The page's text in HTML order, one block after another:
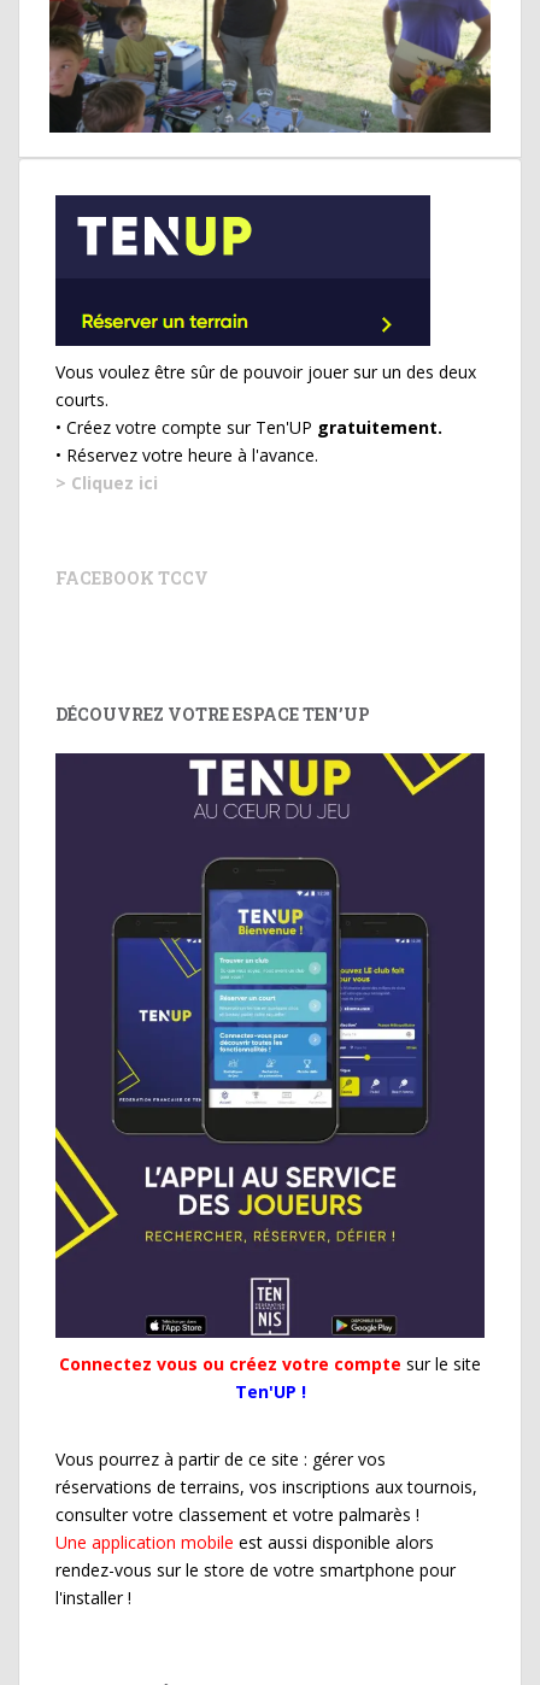
Vous voulez être sûr de pouvoir jouer sur un des deux
courts.
• Créez votre compte sur Ten'UP gratuitement.
• Réservez votre heure à l'avance.
> Cliquez ici
FACEBOOK TCCV
DÉCOUVREZ VOTRE ESPACE TEN’UP
Connectez vous ou créez votre compte sur le site
Ten'UP !
Vous pourrez à partir de ce site : gérer vos
réservations de terrains, vos inscriptions aux tournois,
consulter votre classement et votre palmarès !
Une application mobile est aussi disponible alors
rendez-vous sur le store de votre smartphone pour
l'installer !